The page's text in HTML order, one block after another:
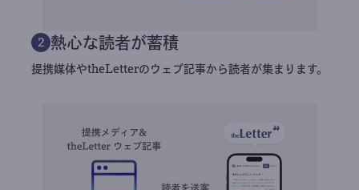
2 熱心な読者が蓄積
提携媒体やtheLetterのウェブ記事から読者が集まります。